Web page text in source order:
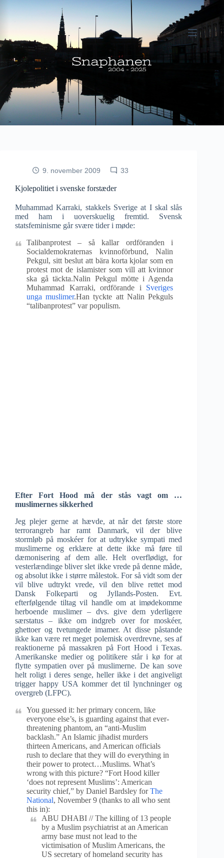
9. november 2009 33
Kjolepolitiet i svenske forstæder
Muhammad Karraki, stakkels Sverige at I skal slås
med ham i uoverskuelig fremtid. Svensk
statsfeminisme går svære tider i møde:
Talibanprotest – så kallar ordföranden i
Socialdemokraternas kvinnoförbund, Nalin
Pekgul, sitt beslut att bära korta kjolar som en
protest mot de islamister som vill att kvinnor
ska gå täckta.Nalin Pekgul mötte i Agenda
Muhammad Karraki, ordförande i Sveriges
unga muslimer.Han tyckte att Nalin Pekguls
“talibanprotest” var populism.
Efter Fort Hood må der stås vagt om …
muslimernes sikkerhed
Jeg plejer gerne at hævde, at når det første store
terrorangreb har ramt Danmark, vil der blive
stormløb på moskéer for at udtrykke sympati med
muslimerne og erklære at dette ikke må føre til
dæmonisering af dem alle. Helt overflødigt, for
vesterlændinge bliver slet ikke vrede på denne måde,
og absolut ikke i større målestok. For så vidt som der
vil blive udtrykt vrede, vil den blive rettet mod
Dansk Folkeparti og Jyllands-Posten. Evt.
efterfølgende tiltag vil handle om at imødekomme
herboende muslimer – dvs. give dem yderligere
særstatus – ikke om indgreb over for moskéer,
ghettoer og tvetungede imamer. At disse påstande
ikke kan være ret meget polemisk overdrevne, ses af
reaktionerne på massakren på Fort Hood i Texas.
Amerikanske medier og politikere står i kø for at
flytte sympatien over på muslimerne. De kan sove
helt roligt i deres senge, heller ikke i det angiveligt
trigger happy USA kommer det til lynchninger og
overgreb (LFPC).
You guessed it: her primary concern, like
everyone else’s, is guarding against that ever-
threatening phantom, an “anti-Muslim
backlash.” An Islamic jihadist murders
thirteen Americans, and American officials
rush to declare that they will do everything in
their power to protect…Muslims. What’s
wrong with this picture? “Fort Hood killer
‘does not represent Muslims’: American
security chief,” by Daniel Bardsley forThe
National, November 9 (thanks to all who sent
this in):
ABU DHABI // The killing of 13 people
by a Muslim psychiatrist at an American
army base must not lead to the
victimisation of Muslim Americans, the
US secretary of homeland security has